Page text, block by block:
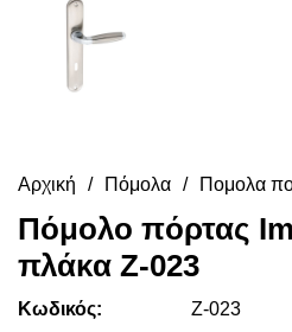
Αρχική Πόμολα Πομολα
Πόμολο πόρτας
πλάκα Ζ-023
Κωδικός:
Ζ-023